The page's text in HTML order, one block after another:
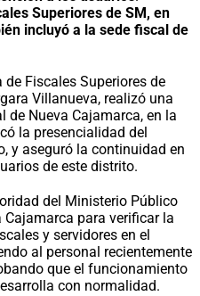
Superiores de SM, en
incluyó a la sede fiscal de
Fiscales Superiores de
Villanueva, realizó una
Nueva Cajamarca, en la
la presencialidad del
y aseguró la continuidad en
de este distrito.
del Ministerio Público
para verificar la
y servidores en el
al personal recientemente
que el funcionamiento
con normalidad.